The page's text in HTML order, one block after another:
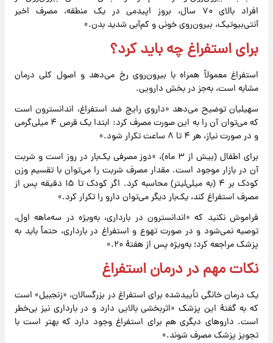
افراد بالای ۷۰ سال، بروز اپیدمی در یک منطقه، مصرف اخیر
آنتی‌بیوتیک، بیرون‌روی خونی و کم‌آبی شدید بدن.»
برای استفراغ چه باید کرد؟
استفراغ معمولاً همراه با بیرون‌روی رخ می‌دهد و اصول کلی درمان
مشابه است، به‌جز در بخش دارویی.
سهیلیان توضیح می‌دهد «داروی رایج ضد استفراغ، اندانسترون است
که می‌توان آن را به این صورت مصرف کرد: ابتدا یک قرص ۴ میلی‌گرمی
و در صورت نیاز، هر ۴ تا ۸ ساعت تکرار شود.»
برای اطفال (بیش از ۳ ماه)، «دوز مصرفی یک‌بار در روز است و شربت
آن در بازار موجود است. مقدار مصرف شربت را می‌توان با تقسیم وزن
کودک بر ۴ (به میلی‌لیتر) محاسبه کرد. اگر کودک تا ۱۵ دقیقه پس از
مصرف استفراغ کند، یک‌بار دیگر می‌توان دارو را تکرار کرد.»
فراموش نکنید که «اندانسترون در بارداری، به‌ویژه در سه‌ماهه اول،
توصیه نمی‌شود و در صورت تهوع و استفراغ در بارداری، حتماً باید به
پزشک مراجعه کرد؛ به‌ویژه پس از هفتهٔ ۲۰.»
نکات مهم در درمان استفراغ
یک درمان خانگی تأییدشده برای استفراغ در بزرگسالان، «زنجبیل» است
که به گفتهٔ این پزشک «اثربخشی بالایی دارد و در بارداری نیز بی‌خطر
است. داروهای دیگری هم برای استفراغ وجود دارد که بهتر است با
تجویز پزشک مصرف شوند.»